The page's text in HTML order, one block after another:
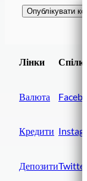
Лінки
Валюта
Кредити
Депозити
Спілки
Twitter